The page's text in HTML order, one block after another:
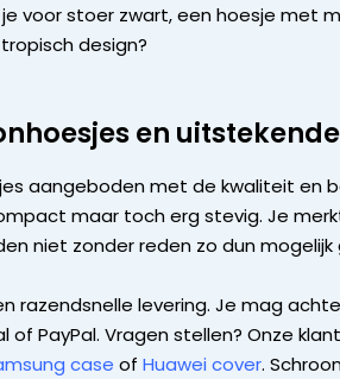
voor stoer zwart, een hoesje met
tropisch design?
en
aangeboden met de kwaliteit en
maar toch erg stevig. Je
niet zonder reden zo dun
razendsnelle levering. Je mag
PayPal. Vragen stellen? Onze
case of Huawei cover.